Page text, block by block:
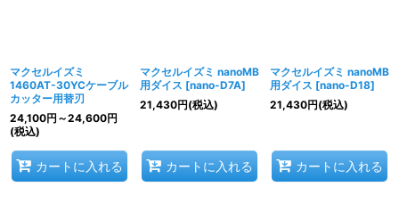
マクセルイズミ
1460AT-30YCケーブル
カッター用替刃
24,100円 ～24,600円
(税込)
カートに入れる
マクセルイズミ nanoMB
用ダイス [nano-D7A]
21,430円(税込)
カートに入れる
マクセルイズミ nanoMB
用ダイス [nano-D18]
21,430円(税込)
カートに入れる